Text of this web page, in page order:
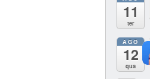
11
ter
AGO
12
qua